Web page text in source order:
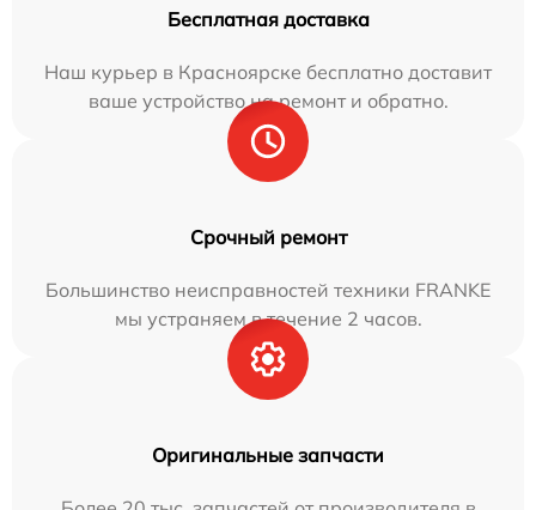
Бесплатная доставка
Наш курьер в Красноярске бесплатно доставит
ваше устройство на ремонт и обратно.
Срочный ремонт
Большинство неисправностей техники FRANKE
мы устраняем в течение 2 часов.
Оригинальные запчасти